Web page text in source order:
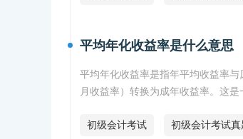
平均年化收益率是什么意思
平均年化收益率是指年平均收益率
月收益率）转换为成年收益率。这是
初级会计考试 初级会计考试真